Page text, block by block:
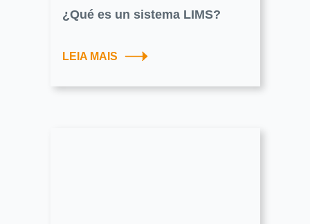
¿Qué es un sistema LIMS?
LEIA MAIS